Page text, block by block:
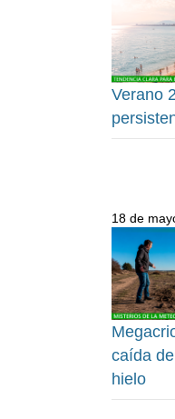
Verano
18 de
caída
hielo